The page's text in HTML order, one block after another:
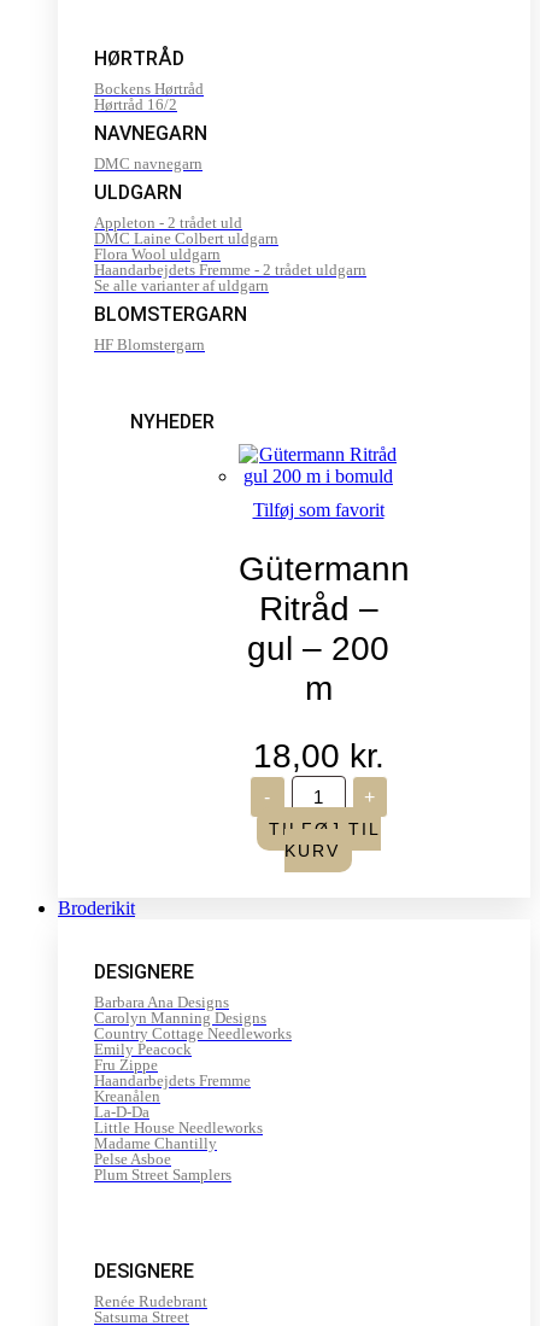
HØRTRÅD
Bockens Hørtråd
Hørtråd 16/2
NAVNEGARN
DMC navnegarn
ULDGARN
Appleton - 2 trådet uld
DMC Laine Colbert uldgarn
Flora Wool uldgarn
Haandarbejdets Fremme - 2 trådet uldgarn
Se alle varianter af uldgarn
BLOMSTERGARN
HF Blomstergarn
NYHEDER
Tilføj som favorit
Gütermann
Ritråd –
gul – 200
m
18,00 kr.
-
Gütermann
Ritråd
-
gul
-
+
TILFØJ TIL
KURV
Broderikit
DESIGNERE
Barbara Ana Designs
Carolyn Manning Designs
Country Cottage Needleworks
Emily Peacock
Fru Zippe
Haandarbejdets Fremme
Kreanålen
La-D-Da
Little House Needleworks
Madame Chantilly
Pelse Asboe
Plum Street Samplers
DESIGNERE
Renée Rudebrant
Satsuma Street